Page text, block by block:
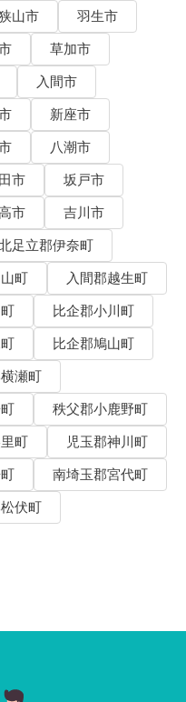
山市
羽生市
草加市
入間市
新座市
八潮市
市
坂戸市
市
吉川市
足立郡伊奈町
町
入間郡越生町
比企郡小川町
比企郡鳩山町
瀬町
秩父郡小鹿野町
町
児玉郡神川町
南埼玉郡宮代町
伏町